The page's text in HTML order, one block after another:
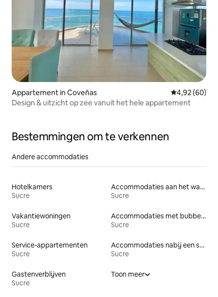
Appartement in Coveñas Gemiddelde
4,92 (60)
Design & uitzicht op zee vanuit het hele appartement
Bestemmingen om te verkennen
Andere accommodaties
Hotelkamers
Sucre
Accommodaties aan het water
Sucre
Vakantiewoningen
Sucre
Accommodaties met bubbelbad
Sucre
Service-appartementen
Sucre
Accommodaties nabij een strand
Sucre
Gastenverblijven
Sucre
Toon meer